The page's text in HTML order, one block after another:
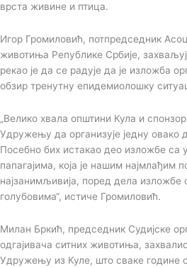
врста живине и птица.
Игор Громиловић, потпредседник
животиња Републике Србије,
рекао је да се радује да је изложба
обзир тренутну епидемиолошку
„Велико хвала општини Кула и
Удружењу да организује једну овако
Посебно бих истакао део изложбе са
папагајима, која је нашим најмлађим
најзанимљивија, поред дела
голубовима“, истиче Громиловић.
Милан Бркић, председник Судијске
одгајивача ситних животиња,
Удружењу из Куле, што сваке године